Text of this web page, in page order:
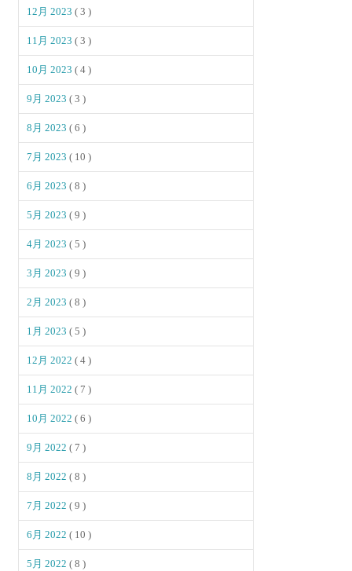
12月 2023( 3 )
11月 2023( 3 )
10月 2023( 4 )
9月 2023( 3 )
8月 2023( 6 )
7月 2023( 10 )
6月 2023( 8 )
5月 2023( 9 )
4月 2023( 5 )
3月 2023( 9 )
2月 2023( 8 )
1月 2023( 5 )
12月 2022( 4 )
11月 2022( 7 )
10月 2022( 6 )
9月 2022( 7 )
8月 2022( 8 )
7月 2022( 9 )
6月 2022( 10 )
5月 2022( 8 )